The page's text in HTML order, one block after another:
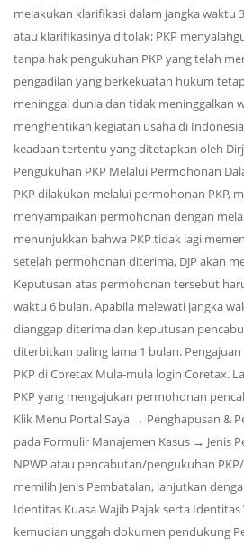
melakukan klarifikasi dalam jangka waktu
atau klarifikasinya ditolak; PKP
tanpa hak pengukuhan PKP yang telah
pengadilan yang berkekuatan hukum
meninggal dunia dan tidak meninggalkan
menghentikan kegiatan usaha di
keadaan tertentu yang ditetapkan oleh
Pengukuhan PKP Melalui Permohonan
PKP dilakukan melalui permohonan PKP,
menyampaikan permohonan dengan
menunjukkan bahwa PKP tidak lagi
setelah permohonan diterima, DJP akan
Keputusan atas permohonan tersebut
waktu 6 bulan. Apabila melewati jangka
dianggap diterima dan keputusan
diterbitkan paling lama 1 bulan.
PKP di Coretax Mula-mula login Coretax.
PKP yang mengajukan permohonan
Klik Menu Portal Saya → Penghapusan &
pada Formulir Manajemen Kasus → Jenis
NPWP atau pencabutan/pengukuhan PKP/
memilih Jenis Pembatalan, lanjutkan
Identitas Kuasa Wajib Pajak serta Identitas
kemudian unggah dokumen pendukung